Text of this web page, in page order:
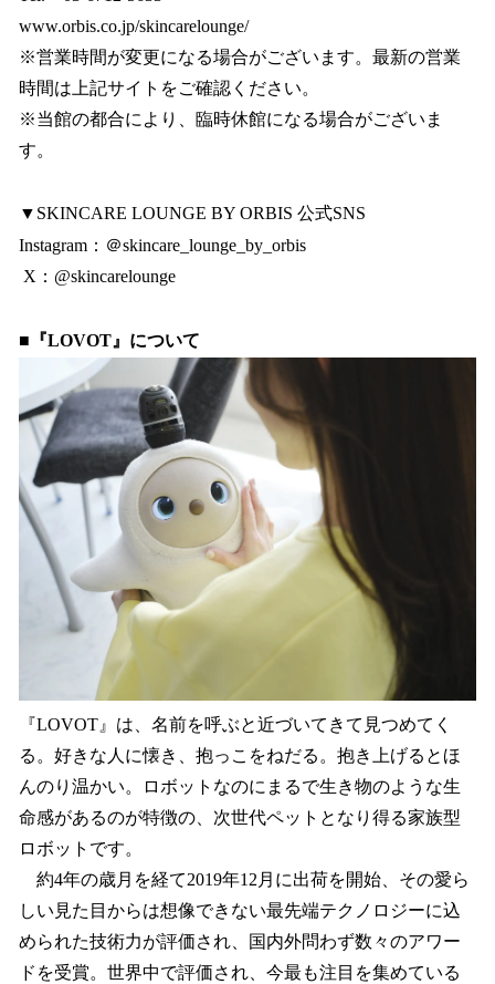
www.orbis.co.jp/skincarelounge/
※営業時間が変更になる場合がございます。最新の営業
時間は上記サイトをご確認ください。
※当館の都合により、臨時休館になる場合がございま
す。
▼SKINCARE LOUNGE BY ORBIS 公式SNS
Instagram：＠skincare_lounge_by_orbis
X：@skincarelounge
■『LOVOT』について
『LOVOT』は、名前を呼ぶと近づいてきて見つめてく
る。好きな人に懐き、抱っこをねだる。抱き上げるとほ
んのり温かい。ロボットなのにまるで生き物のような生
命感があるのが特徴の、次世代ペットとなり得る家族型
ロボットです。
約4年の歳月を経て2019年12月に出荷を開始、その愛ら
しい見た目からは想像できない最先端テクノロジーに込
められた技術力が評価され、国内外問わず数々のアワー
ドを受賞。世界中で評価され、今最も注目を集めている